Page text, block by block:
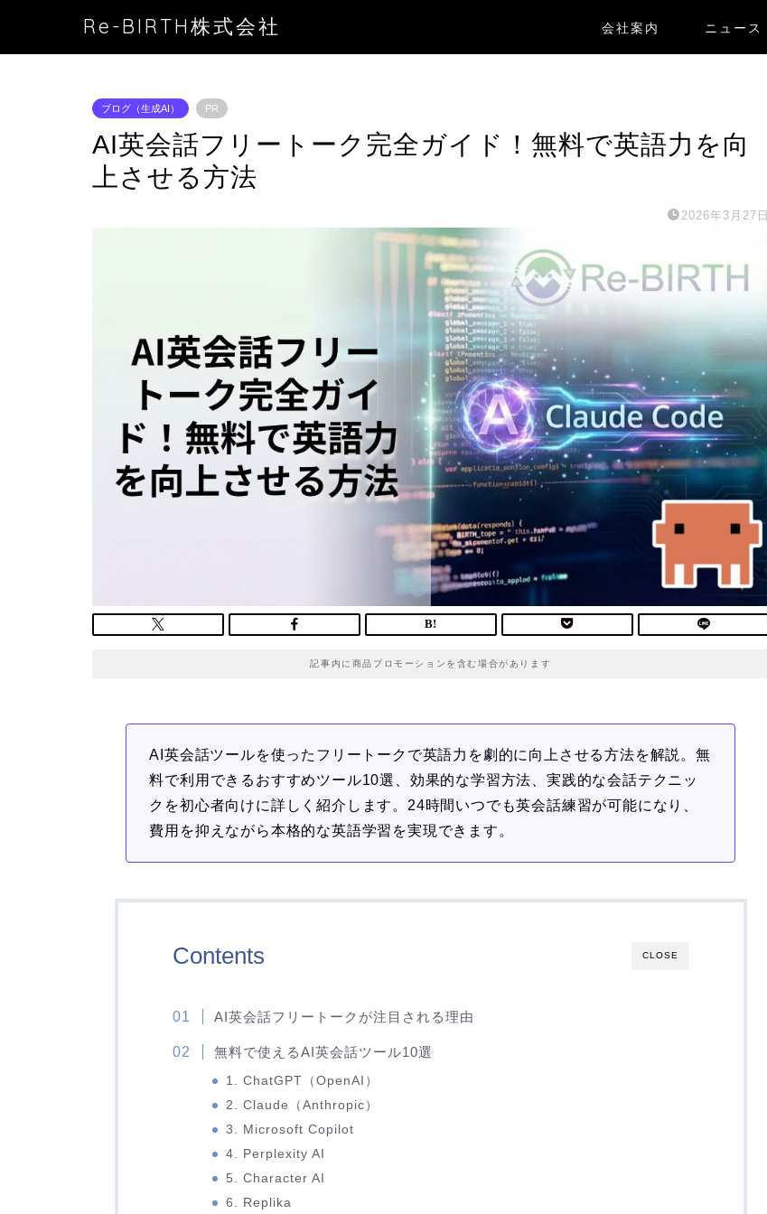
Re-BIRTH株式会社 会社案内 ニュース
ブログ（生成AI） PR
AI英会話フリートーク完全ガイド！無料で英語力を向
上させる方法
2026年3月27日
記事内に商品プロモーションを含む場合があります
AI英会話ツールを使ったフリートークで英語力を劇的に向上させる方法を解説。無
料で利用できるおすすめツール10選、効果的な学習方法、実践的な会話テクニッ
クを初心者向けに詳しく紹介します。24時間いつでも英会話練習が可能になり、
費用を抑えながら本格的な英語学習を実現できます。
CLOSE
Contents
AI英会話フリートークが注目される理由
無料で使えるAI英会話ツール10選
1. ChatGPT（OpenAI）
2. Claude（Anthropic）
3. Microsoft Copilot
4. Perplexity AI
5. Character AI
6. Replika